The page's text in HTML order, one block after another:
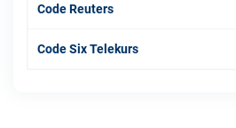
Code Reuters
Code Six Telekurs